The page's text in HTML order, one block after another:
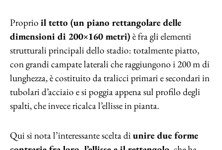
Proprio il tetto (un piano rettangolare delle
dimensioni di 200×160 metri)è fra gli elementi
strutturali principali dello stadio: totalmente piatto,
con grandi campate laterali che raggiungono i 200 m di
lunghezza, è costituito da tralicci primari e secondari in
tubolari d’acciaio e si poggia appena sul profilo degli
spalti, che invece ricalca l’ellisse in pianta.
Qui si nota l’interessante scelta diunire due forme